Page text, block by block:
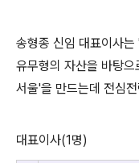
송형종 신임 대표이사는
유무형의 자산을 바탕으
서울'을 만드는데 전심
대표이사(1명)